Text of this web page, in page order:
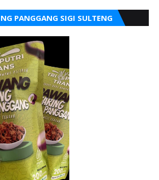
PANGGANG SIGI SULTENG